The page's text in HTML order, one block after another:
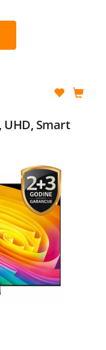
UHD, Smart